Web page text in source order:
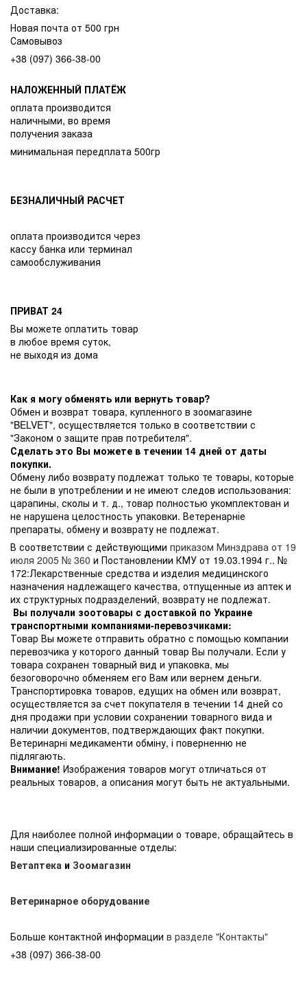
Доставка:
Новая почта от 500 грн
Самовывоз
+38 (097) 366-38-00
НАЛОЖЕННЫЙ ПЛАТЁЖ
оплата производится
наличными, во время
получения заказа
минимальная передплата 500гр
БЕЗНАЛИЧНЫЙ РАСЧЕТ
оплата производится через
кассу банка или терминал
самообслуживания
ПРИВАТ 24
Вы можете оплатить товар
в любое время суток,
не выходя из дома
Как я могу обменять или вернуть товар?
Обмен и возврат товара, купленного в зоомагазине
"BELVET", осуществляется только в соответствии с
"Законом о защите прав потребителя".
Сделать это Вы можете в течении 14 дней от даты
покупки.
Обмену либо возврату подлежат только те товары, которые
не были в употреблении и не имеют следов использования:
царапины, сколы и т. д., товар полностью укомплектован и
не нарушена целостность упаковки. Ветеренарніе
препараты, обмену и возврату не подлежат.
В соответствии с действующими приказом Минздрава от 19
июля 2005 № 360 и Постановлении КМУ от 19.03.1994 г.. №
172:Лекарственные средства и изделия медицинского
назначения надлежащего качества, отпущенные из аптек и
их структурных подразделений, возврату не подлежат.
Вы получали зоотовары с доставкой по Украине
транспортными компаниями-перевозчиками:
Товар Вы можете отправить обратно с помощью компании
перевозчика у которого данный товар Вы получали. Если у
товара сохранен товарный вид и упаковка, мы
безоговорочно обменяем его Вам или вернем деньги.
Транспортировка товаров, едущих на обмен или возврат,
осуществляется за счет покупателя в течении 14 дней со
дня продажи при условии сохранении товарного вида и
наличии документов, подтверждающих факт покупки.
Ветеринарні медикаменти обміну, і поверненню не
підлягають.
Внимание! Изображения товаров могут отличаться от
реальных товаров, а описания могут быть не актуальными.
Для наиболее полной информации о товаре, обращайтесь в
наши специализированные отделы:
Ветаптека и Зоомагазин
Ветеринарное оборудование
Больше контактной информации в разделе "Контакты"
+38 (097) 366-38-00